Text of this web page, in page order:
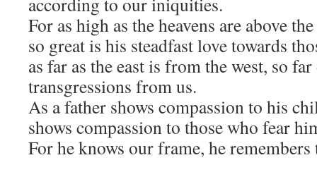
For as high as the heavens are above
so great is his steadfast love towards
as far as the east is from the west, so
transgressions from us.
As a father shows compassion to his
shows compassion to those who fear
For he knows our frame, he remembers